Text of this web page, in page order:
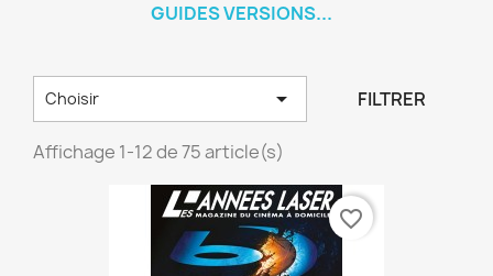
GUIDES VERSIONS...
Choisir  FILTRER
Affichage 1-12 de 75 article(s)
favorite_border